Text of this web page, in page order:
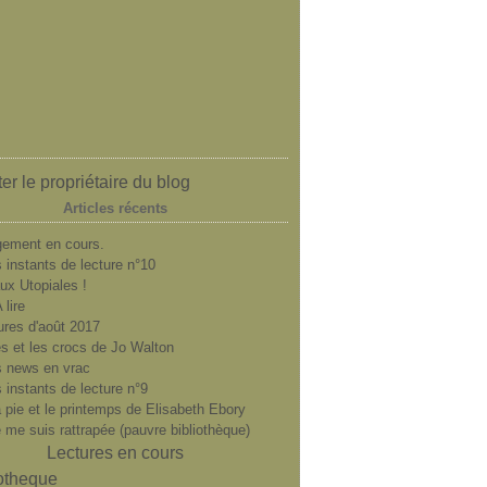
le propriétaire du blog
Articles récents
en cours.
instants de lecture n°10
Utopiales !
lire
d'août 2017
et les crocs de Jo Walton
news en vrac
instants de lecture n°9
pie et le printemps de Elisabeth Ebory
me suis rattrapée (pauvre bibliothèque)
Lectures en cours